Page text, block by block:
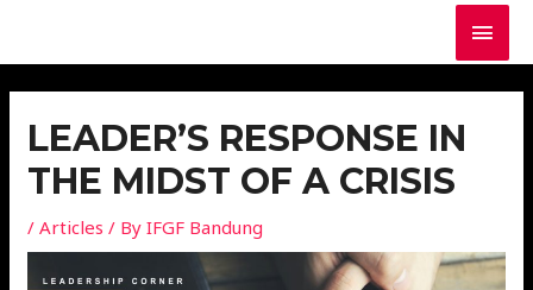
LEADER’S RESPONSE IN
THE MIDST OF A CRISIS
/Articles / ByIFGF Bandung